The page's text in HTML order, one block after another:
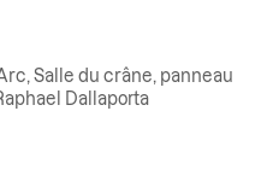
Salle du crâne, panneau
Dallaporta